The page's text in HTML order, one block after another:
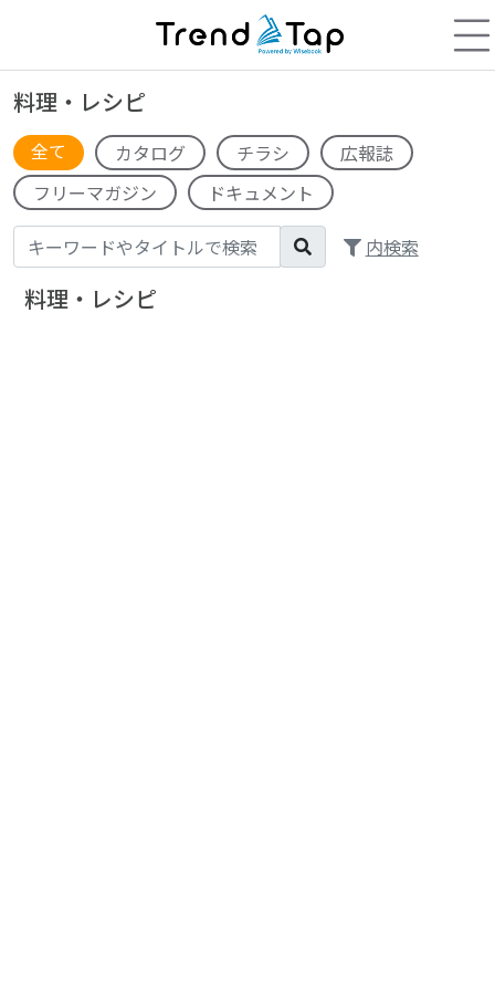
料理・レシピ
全て カタログ チラシ
広報誌
フリーマガジン
ドキュメント
内検索
料理・レシピ